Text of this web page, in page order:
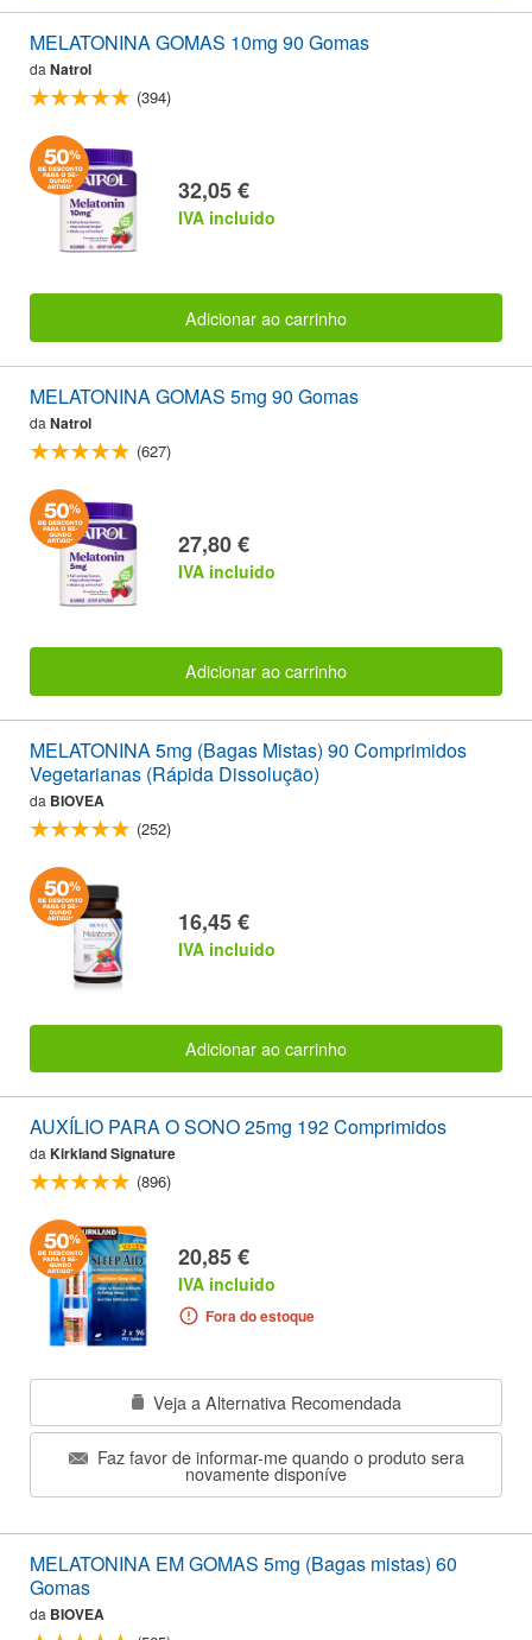
MELATONINA GOMAS 10mg 90 Gomas
da Natrol
(394)
32,05 €
IVA incluido
Adicionar ao carrinho
MELATONINA GOMAS 5mg 90 Gomas
da Natrol
(627)
27,80 €
IVA incluido
Adicionar ao carrinho
MELATONINA 5mg (Bagas Mistas) 90 Comprimidos
Vegetarianas (Rápida Dissolução)
da BIOVEA
(252)
16,45 €
IVA incluido
Adicionar ao carrinho
AUXÍLIO PARA O SONO 25mg 192 Comprimidos
daKirkland Signature
(896)
20,85 €
IVA incluido
Fora do estoque
Veja a Alternativa Recomendada
Faz favor de informar-me quando o produto sera
novamente disponíve
MELATONINA EM GOMAS 5mg (Bagas mistas) 60
Gomas
da BIOVEA